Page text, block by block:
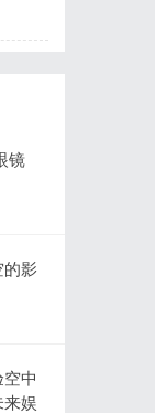
镜
的影
中
来娱